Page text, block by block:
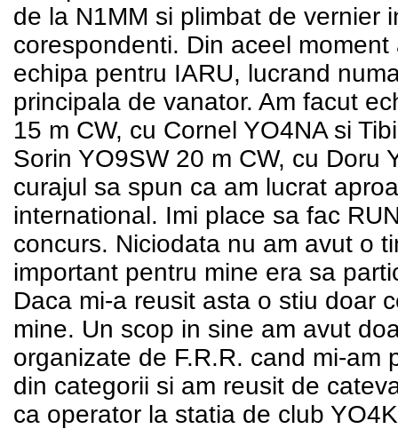
de la N1MM si plimbat de vernier
corespondenti. Din aceel
echipa pentru IARU, lucrand
principala de vanator. Am facut
15 m CW, cu Cornel YO4NA si
Sorin YO9SW 20 m CW, cu Doru
curajul sa spun ca am lucrat
international. Imi place sa fac
concurs. Niciodata nu am avut o
important pentru mine era sa
Daca mi-a reusit asta o stiu doar
mine. Un scop in sine am avut
organizate de F.R.R. cand mi-
din categorii si am reusit de
ca operator la statia de club